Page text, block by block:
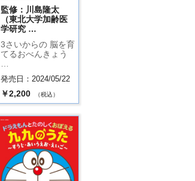
監修：川島隆太
（東北大学加齢医
学研究 …
3さいからの 脳を育
てるおべんきょう
発売日：2024/05/22
￥2,200 （税込）